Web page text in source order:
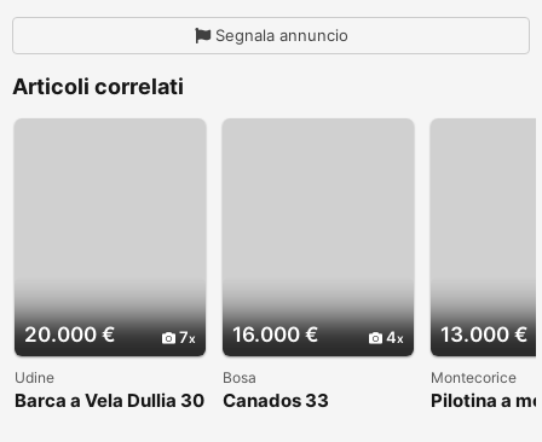
Segnala annuncio
Articoli correlati
20.000 € 7
Udine
Barca a Vela Dullia 30
16.000 € 4
Bosa
Canados 33
13.000 €
Montecorice
Pilotina a